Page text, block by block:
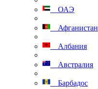
ОАЭ
Афганистан
Албания
Австралия
Барбадос